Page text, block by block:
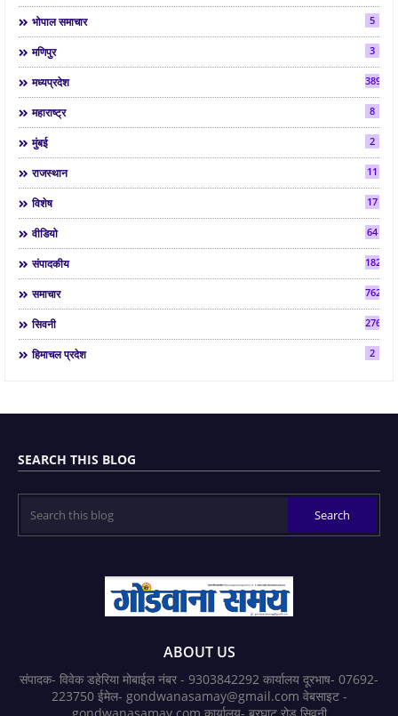
भोपाल समाचार 5
मणिपुर 3
मध्यप्रदेश 3892
महाराष्ट्र 8
मुंबई 2
राजस्थान 11
विशेष 17
वीडियो 64
संपादकीय 182
समाचार 7624
सिवनी 2763
हिमाचल प्रदेश 2
SEARCH THIS BLOG
ABOUT US
संपादक- विवेक डहेरिया मोबाईल नंबर - 9303842292 कार्यालय दूरभाष- 07692-
223750 ईमेल- gondwanasamay@gmail.com वेबसाइट -